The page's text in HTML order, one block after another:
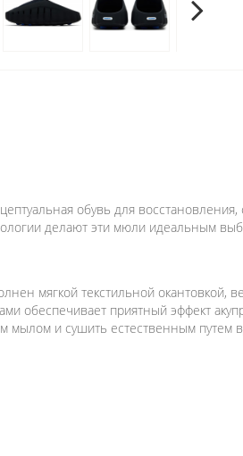
обувь для
делают эти мюли идеальным
мягкой текстильной
обеспечивает приятный эффект
мылом и сушить естественным